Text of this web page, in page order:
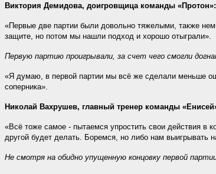
Виктория Демидова, доигровщица команды «Протон»:
«Первые две партии были довольно тяжелыми, также
защите, но потом мы нашли подход и хорошо отыграли».
Первую партию проигрывали, за счет чего смогли
«Я думаю, в первой партии мы всё же сделали меньше
соперника».
Николай Вахрушев, главный тренер команды
«Всё тоже самое - пытаемся упростить свои действия в
другой будет делать. Боремся, но либо нам выигрывать
Не смотря на обидно упущенную концовку первой